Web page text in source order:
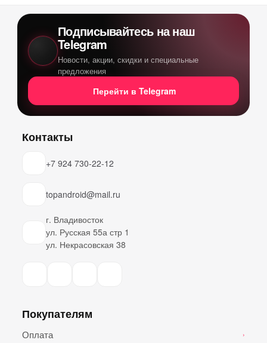
Подписывайтесь на наш
Telegram
Новости, акции, скидки и специальные
предложения
Перейти в Telegram
Контакты
+7 924 730-22-12
topandroid@mail.ru
г. Владивосток
ул. Русская 55а стр 1
ул. Некрасовская 38
Покупателям
Оплата ›